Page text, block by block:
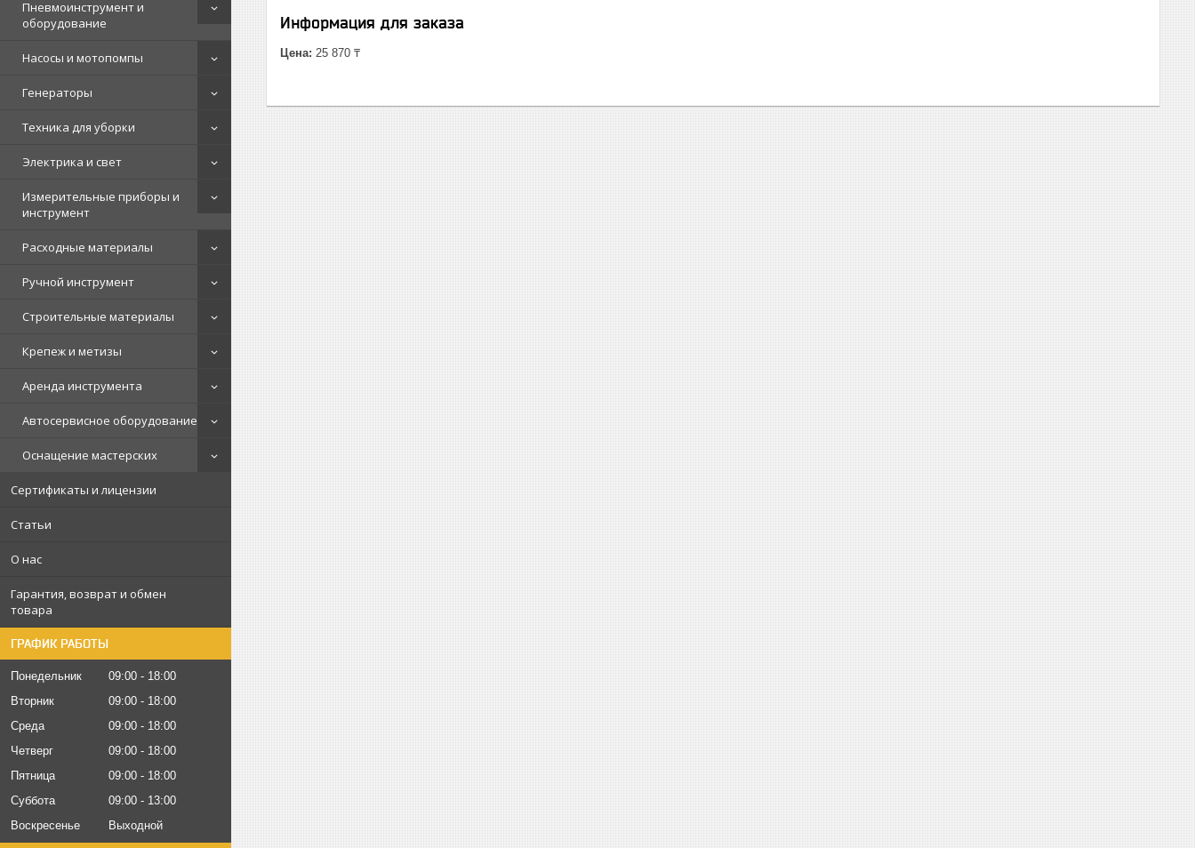
Пневмоинструмент и
оборудование
Насосы и мотопомпы
Генераторы
Техника для уборки
Электрика и свет
Измерительные приборы и
инструмент
Расходные материалы
Ручной инструмент
Строительные материалы
Крепеж и метизы
Аренда инструмента
Автосервисное оборудование
Оснащение мастерских
Сертификаты и лицензии
Статьи
О нас
Гарантия, возврат и обмен
товара
ГРАФИК РАБОТЫ
Понедельник 09:00
18:00
Вторник
09:00
18:00
Среда
09:00
18:00
Четверг
09:00
18:00
Пятница
09:00
18:00
Суббота
09:00
13:00
Воскресенье
Выходной
Информация для заказа
Цена: 25 870 ₸